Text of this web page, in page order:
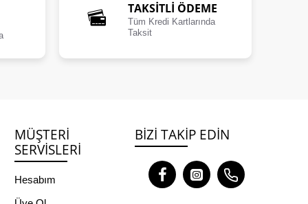
TAKSİTLİ ÖDEME
Tüm Kredi Kartlarında
Taksit
MÜŞTERI
SERVISLERI
Hesabım
BIZI TAKIP EDIN